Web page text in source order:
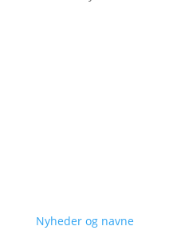
Nyheder og navne